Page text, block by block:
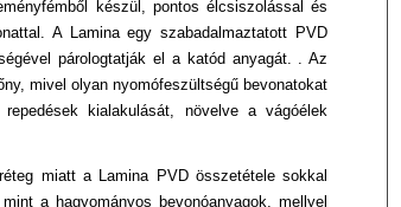
készül, pontos élcsiszolással és
A Lamina egy szabadalmaztatott PVD
párologtatják el a katód anyagát. . Az
mivel olyan nyomófeszültségű bevonatokat
repedések kialakulását, növelve a vágóélek
miatt a Lamina PVD összetétele sokkal
mint a hagyományos bevonóanyagok,mellyel